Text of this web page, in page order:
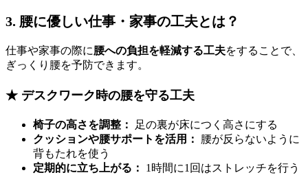
3. 腰に優しい仕事・家事の工夫とは？
仕事や家事の際に腰への負担を軽減する工夫をすることで、
ぎっくり腰を予防できます。
★ デスクワーク時の腰を守る工夫
椅子の高さを調整：
足の裏が床につく高さにする
クッションや腰サポートを活用：
腰が反らないように
背もたれを使う
定期的に立ち上がる：
1時間に1回はストレッチを行う